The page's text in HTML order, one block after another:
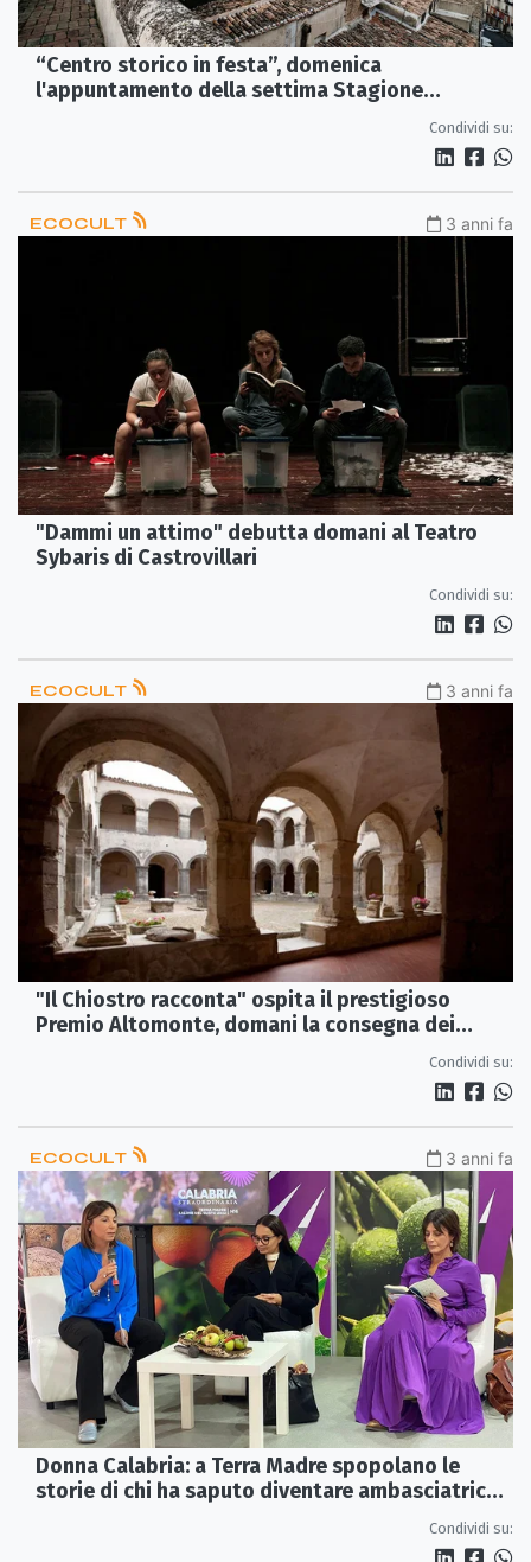
“Centro storico in festa”, domenica
l'appuntamento della settima Stagione
Condividi su:
ECOCULT 3 anni fa
"Dammi un attimo" debutta domani al Teatro
Sybaris di Castrovillari
Condividi su:
ECOCULT 3 anni fa
"Il Chiostro racconta" ospita il prestigioso
Premio Altomonte, domani la consegna dei
Condividi su:
ECOCULT 3 anni fa
Donna Calabria: a Terra Madre spopolano le
storie di chi ha saputo diventare ambasciatrice
Condividi su: